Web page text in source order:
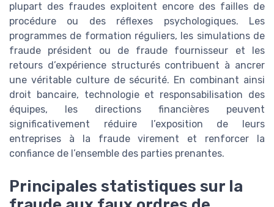
plupart des fraudes exploitent encore des failles de
procédure ou des réflexes psychologiques. Les
programmes de formation réguliers, les simulations de
fraude président ou de fraude fournisseur et les
retours d’expérience structurés contribuent à ancrer
une véritable culture de sécurité. En combinant ainsi
droit bancaire, technologie et responsabilisation des
équipes, les directions financières peuvent
significativement réduire l’exposition de leurs
entreprises à la fraude virement et renforcer la
confiance de l’ensemble des parties prenantes.
Principales statistiques sur la